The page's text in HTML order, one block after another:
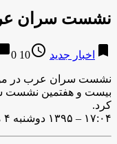
نشست سران
bookmark اخبار جدید access_time
10 years ago
0
نشست سران عرب در
بیست و هفتمین نشست
کرد.
۱۷:۰۴ – ۱۳۹۵ دوشنبه ۴ مرداد